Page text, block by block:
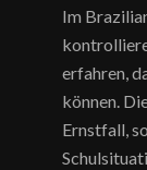
Im
erfahren,
können.
Ernstfall,